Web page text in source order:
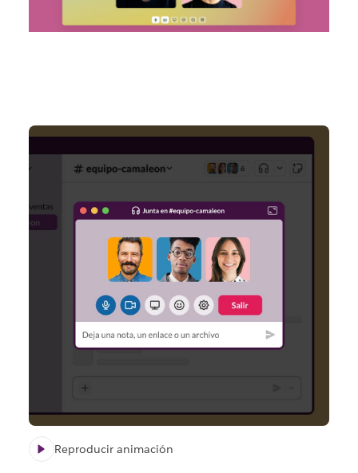
Reproducir animación